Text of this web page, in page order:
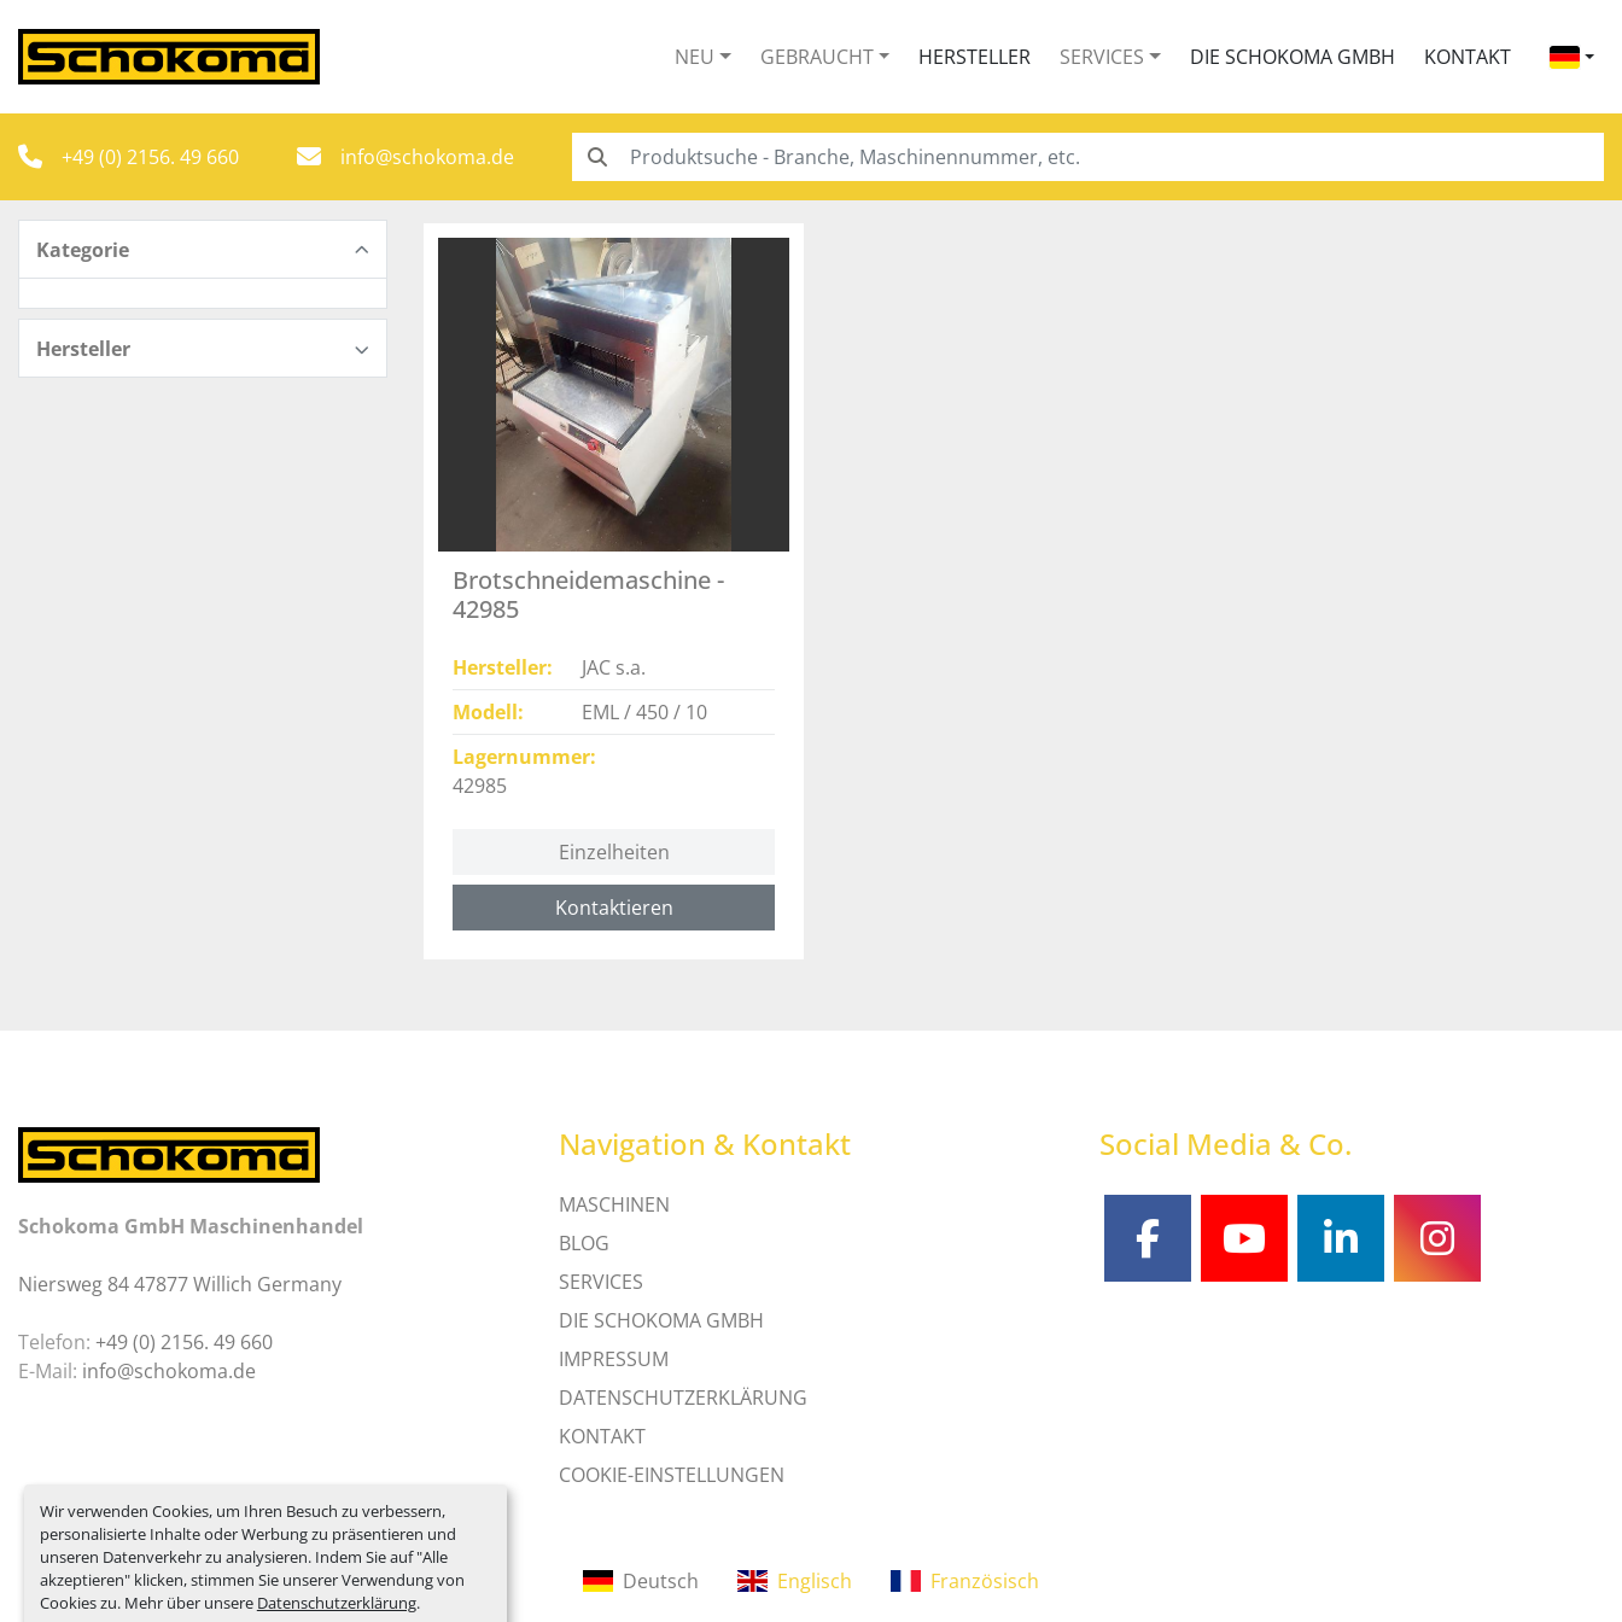
Wir verwenden Cookies, um Ihren Besuch zu verbessern,
personalisierte Inhalte oder Werbung zu präsentieren und
unseren Datenverkehr zu analysieren. Indem Sie auf "Alle
akzeptieren" klicken, stimmen Sie unserer Verwendung von
Cookies zu. Mehr über unsere Datenschutzerklärung.
NEU GEBRAUCHT HERSTELLER SERVICES DIE SCHOKOMA GMBH KONTAKT
+49 (0) 2156. 49 660 info@schokoma.de
Kategorie
Hersteller
Brotschneidemaschine -
42985
Hersteller
JAC s.a.
Modell
EML / 450 / 10
Lagernummer
42985
Einzelheiten
Kontaktieren
Schokoma GmbH Maschinenhandel
Niersweg 84 47877 Willich Germany
Telefon: +49 (0) 2156. 49 660
E-Mail: info@schokoma.de
Navigation & Kontakt
MASCHINEN
BLOG
SERVICES
DIE SCHOKOMA GMBH
IMPRESSUM
DATENSCHUTZERKLÄRUNG
KONTAKT
COOKIE-EINSTELLUNGEN
Social Media & Co.
facebookyoutubelinkedininstagram
Deutsch Englisch Französisch